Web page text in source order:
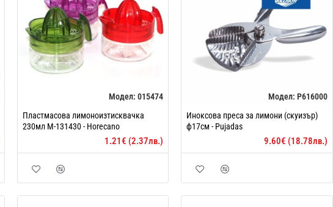
Модел: 015474
Пластмасова лимоноизтисквачка
230мл M-131430 - Horecano
1.21€ (2.37лв.)
Модел: P616000
Иноксова преса за лимони (скуизър)
ф17см - Pujadas
9.60€ (18.78лв.)